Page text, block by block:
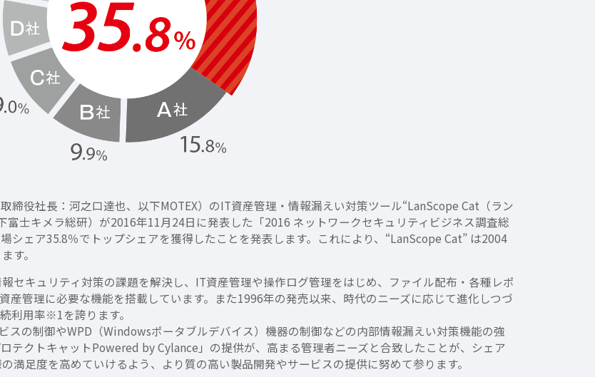
締役社長：河之口達也、以下MOTEX）のIT資産管理・情報漏えい対策ツール“LanScope Cat（ラン
富士キメラ総研）が2016年11月24日に発表した「2016 ネットワークセキュリティビジネス調査総
シェア35.8％でトップシェアを獲得したことを発表します。これにより、“LanScope Cat” は2004
す。
セキュリティ対策の課題を解決し、IT資産管理や操作ログ管理をはじめ、ファイル配布・各種レポ
産管理に必要な機能を搭載しています。また1996年の発売以来、時代のニーズに応じて進化しつづ
利用率※1を誇ります。
スの制御やWPD（Windowsポータブルデバイス）機器の制御などの内部情報漏えい対策機能の強
テクトキャットPowered by Cylance」の提供が、高まる管理者ニーズと合致したことが、シェア
満足度を高めていけるよう、より質の高い製品開発やサービスの提供に努めて参ります。